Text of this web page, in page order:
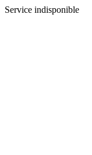
Service indisponible